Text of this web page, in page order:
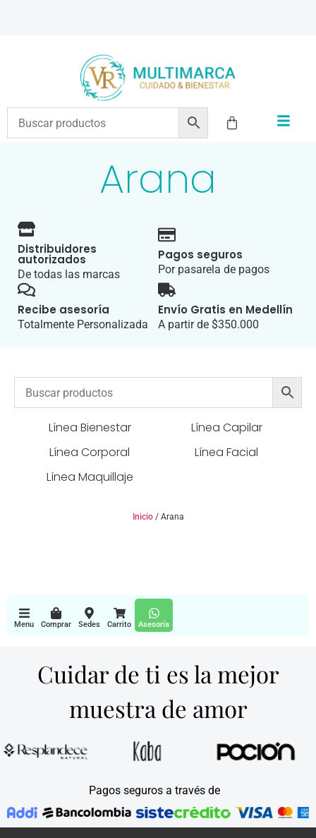
ENVÍOS A TODO EL PAÍS | RECIBIMOS TODOS LOS MEDIOS DE PAGO
Arana
Distribuidores
autorizados
De todas las marcas
Pagos seguros
Por pasarela de pagos
Recibe asesoría
Totalmente Personalizada
Envío Gratis en Medellín
A partir de $350.000
Línea Bienestar
Línea Capilar
Línea Corporal
Línea Facial
Línea Maquillaje
Inicio/ Arana
Menu Comprar Sedes Carrito Asesoría
Cuidar de ti es la mejor
muestra de amor
Pagos seguros a través de